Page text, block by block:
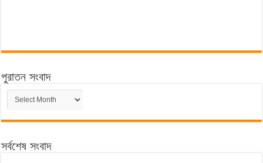
পুরাতন সংবাদ
পুরাতন
সংবাদ
সর্বশেষ সংবাদ